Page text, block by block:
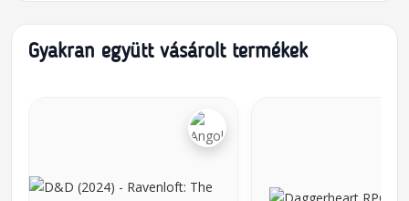
Gyakran együtt vásárolt termékek